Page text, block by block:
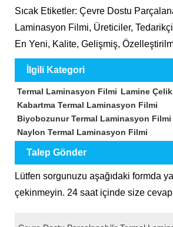
Sıcak Etiketler: Çevre Dostu
Laminasyon Filmi, Üreticiler,
En Yeni, Kalite, Gelişmiş,
İlgili Kategori
Termal Laminasyon Filmi Lamine
Kabartma Termal Laminasyon Filmi
Biyobozunur Termal Laminasyon Filmi
Naylon Termal Laminasyon Filmi
Talep Gönder
Lütfen sorgunuzu aşağıdaki formda
çekinmeyin. 24 saat içinde size